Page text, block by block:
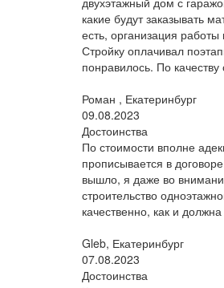
какие будут заказывать
есть, организация
Стройку оплачивал
понравилось. По
Роман , Екатеринбург
09.08.2023
Достоинства
По стоимости вполне
прописывается в
вышло, я даже во
строительство
качественно, как и
Gleb, Екатеринбург
07.08.2023
Достоинства